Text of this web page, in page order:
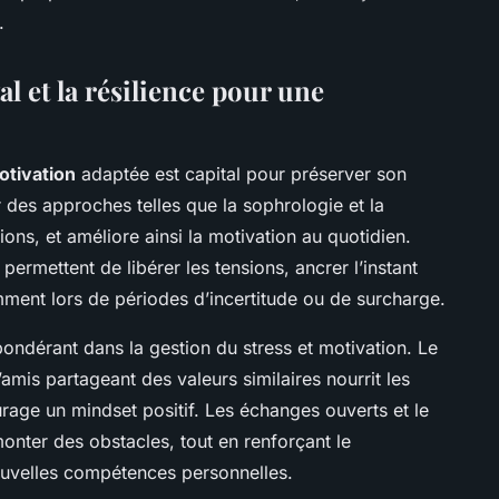
et la résilience pour une
adaptée est capital pour préserver son
approches telles que la sophrologie et la
et améliore ainsi la motivation au quotidien.
de libérer les tensions, ancrer l’instant
lors de périodes d’incertitude ou de surcharge.
dans la gestion du stress et motivation. Le
partageant des valeurs similaires nourrit les
un mindset positif. Les échanges ouverts et le
des obstacles, tout en renforçant le
compétences personnelles.